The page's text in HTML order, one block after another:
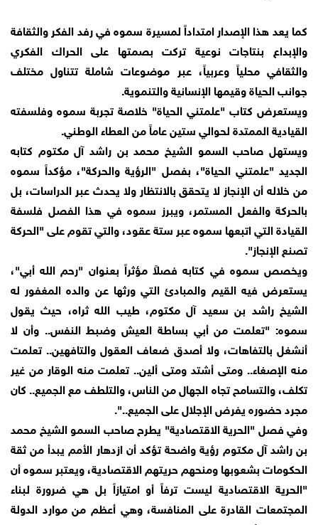
كما يعد هذا الإصدار امتداداً لمسيرة سموه في رفد الفكر والثقافة
والإبداع بنتاجات نوعية تركت بصمتها على الحراك الفكري
والثقافي محلياً وعربياً، عبر موضوعات شاملة تتناول مختلف
جوانب الحياة وقيمها الإنسانية والتنموية.
ويستعرض كتاب "علمتني الحياة" خلاصة تجربة سموه وفلسفته
القيادية الممتدة لحوالي ستين عاماً من العطاء الوطني.
ويستهل صاحب السمو الشيخ محمد بن راشد آل مكتوم كتابه
الجديد "علمتني الحياة"، بفصل "الرؤية والحركة"، مؤكداً سموه
من خلاله أن الإنجاز لا يتحقق بالانتظار ولا يحدث عبر الدراسات، بل
بالحركة والفعل المستمر، ويبرز سموه في هذا الفصل فلسفة
القيادة التي اتبعها سموه عبر ستة عقود، والتي تقوم على "الحركة
تصنع الإنجاز".
ويخصص سموه في كتابه فصلاً مؤثراً بعنوان "رحم الله أبي"،
يستعرض فيه القيم والمبادئ التي ورثها عن والده المغفور له
الشيخ راشد بن سعيد آل مكتوم، طيب الله ثراه، حيث يقول
سموه: "تعلمت من أبي بساطة العيش وضبط النفس.. وأن لا
أنشغل بالتفاهات، ولا أصدق ضعاف العقول والتافهين.. تعلمت
منه الإصغاء.. ومتى أشتد ومتى ألين.. تعلمت منه الوقار من غير
تكلف، والتسامح تجاه الجهال من الناس، والتلطف مع الجميع.. كان
مجرد حضوره يفرض الإجلال على الجميع..".
وفي فصل "الحرية الاقتصادية" يطرح صاحب السمو الشيخ محمد
بن راشد آل مكتوم رؤية واضحة تؤكد أن ازدهار الأمم يبدأ من ثقة
الحكومات بشعوبها ومنحهم حريتهم الاقتصادية، ويعتبر سموه أن
"الحرية الاقتصادية ليست ترفاً أو امتيازاً بل هي ضرورة لبناء
المجتمعات القادرة على المنافسة، وهي أعظم من موارد الدولة